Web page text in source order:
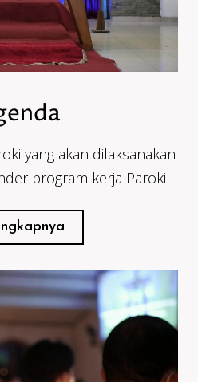
yang akan dilaksanakan
program kerja Paroki